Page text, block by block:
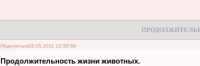
Поделиться29.05.2011 22:50:58
Продолжительность жизни животных.